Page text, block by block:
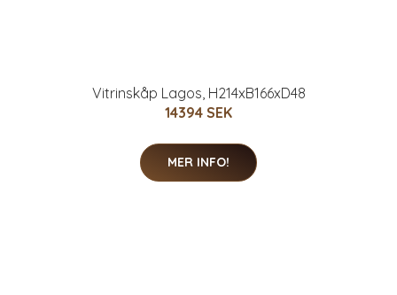
Vitrinskåp Lagos, H214xB166xD48
14394 SEK
MER INFO!